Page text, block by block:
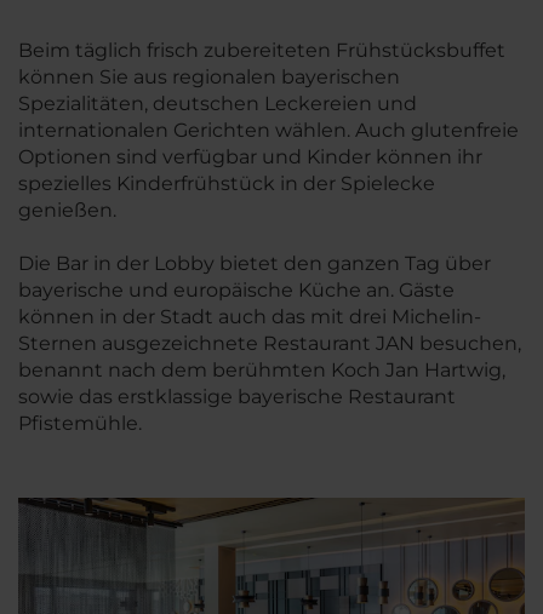
Beim täglich frisch zubereiteten Frühstücksbuffet
können Sie aus regionalen bayerischen
Spezialitäten, deutschen Leckereien und
internationalen Gerichten wählen. Auch glutenfreie
Optionen sind verfügbar und Kinder können ihr
spezielles Kinderfrühstück in der Spielecke
genießen.
Die Bar in der Lobby bietet den ganzen Tag über
bayerische und europäische Küche an. Gäste
können in der Stadt auch das mit drei Michelin-
Sternen ausgezeichnete Restaurant JAN besuchen,
benannt nach dem berühmten Koch Jan Hartwig,
sowie das erstklassige bayerische Restaurant
Pfistemühle.